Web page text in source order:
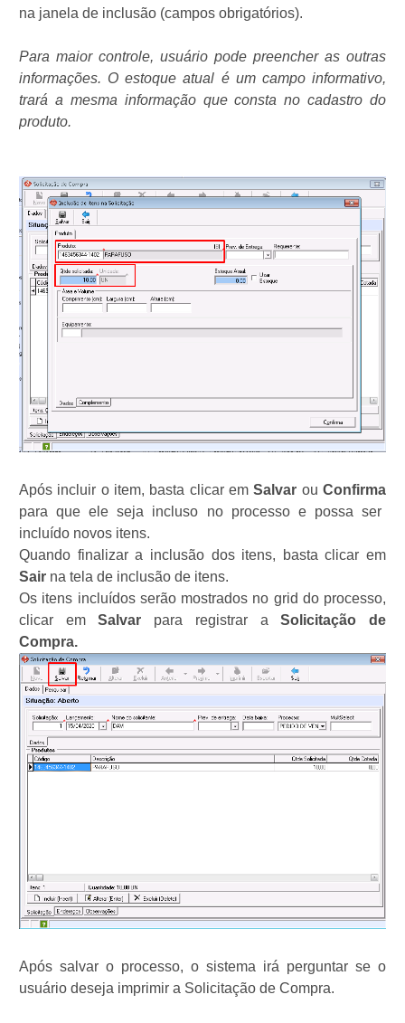
na janela de inclusão (campos obrigatórios).
Para maior controle, usuário pode preencher as outras
informações. O estoque atual é um campo informativo,
trará a mesma informação que consta no cadastro do
produto.
Após incluir o item, basta clicar emSalvar ouConfirma
para que ele seja incluso no processo e possa ser
incluído novos itens.
Quando finalizar a inclusão dos itens, basta clicar em
Sair na tela de inclusão de itens.
Os itens incluídos serão mostrados no grid do processo,
clicar emSalvar para registrar aSolicitação de
Compra.
Após salvar o processo, o sistema irá perguntar se o
usuário deseja imprimir a Solicitação de Compra.